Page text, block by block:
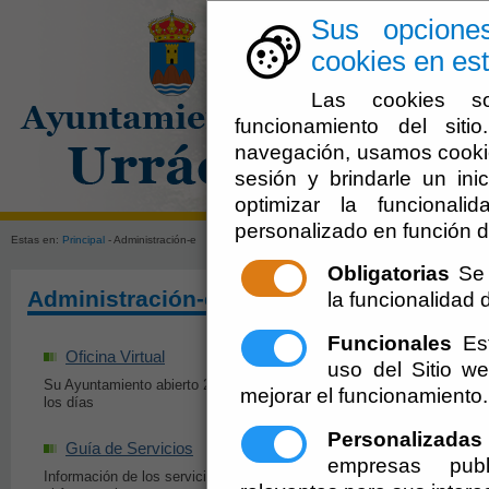
Sus
cookies en
Las cookies
funcionamiento del
navegación, usamos
sesión y brindarle un
optimizar la
personalizado en función
Obligatorias
la funcionalidad
Funcionales
uso del Sitio
mejorar el funcionamiento.
Personalizadas
empresas
El
Estas en: Principal - Administración-e
Administración-e
Oficina Virtual
Su Ayuntamiento abierto 24 horas todos
los días
Perfil del
Información y
Oferentes y
Guía de Servicios
Información de los servicios que le presta
Impresos y
Modelos de